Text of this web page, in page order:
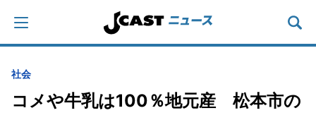
社会
コメや牛乳は100％地元産 松本市の